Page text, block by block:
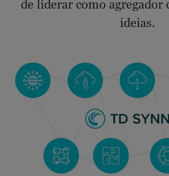
de liderar como agregador
ideias.